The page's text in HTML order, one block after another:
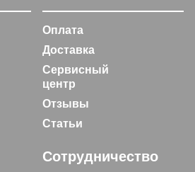
Оплата
Доставка
Сервисный
центр
Отзывы
Статьи
Сотрудничество